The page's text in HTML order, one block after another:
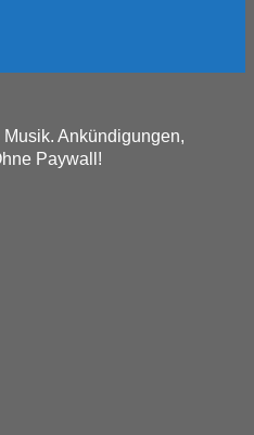
Musik. Ankündigungen,
Paywall!